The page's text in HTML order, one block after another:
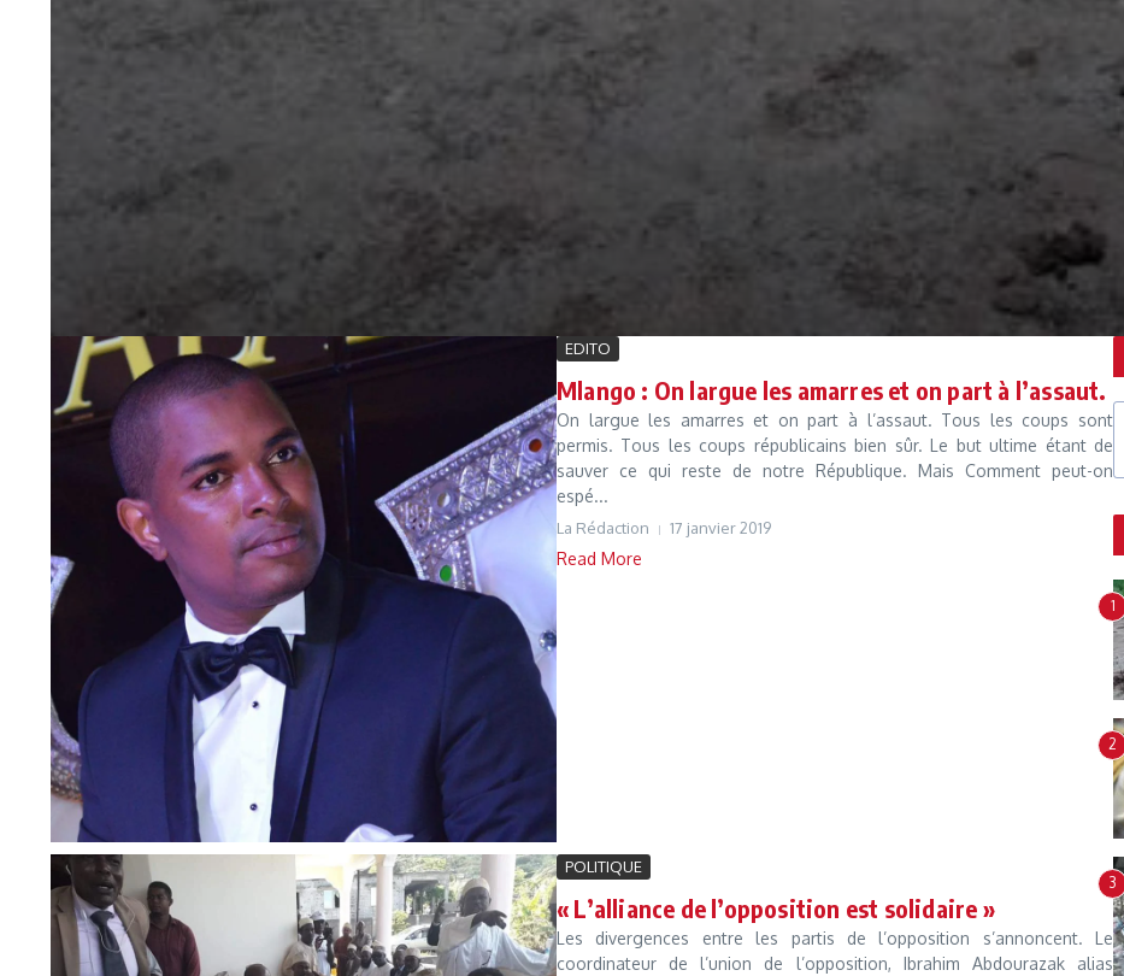
EDITO
Mlango : On largue les amarres et on part à l’assaut.
On largue les amarres et on part à l’assaut. Tous les coups sont
permis. Tous les coups républicains bien sûr. Le but ultime étant de
sauver ce qui reste de notre République. Mais Comment peut-on
espé...
La Rédaction 17 janvier 2019
Read More
POLITIQUE
« L’alliance de l’opposition est solidaire »
Les divergences entre les partis de l’opposition s’annoncent. Le
coordinateur de l’union de l’opposition, Ibrahim Abdourazak alias
1
2
3